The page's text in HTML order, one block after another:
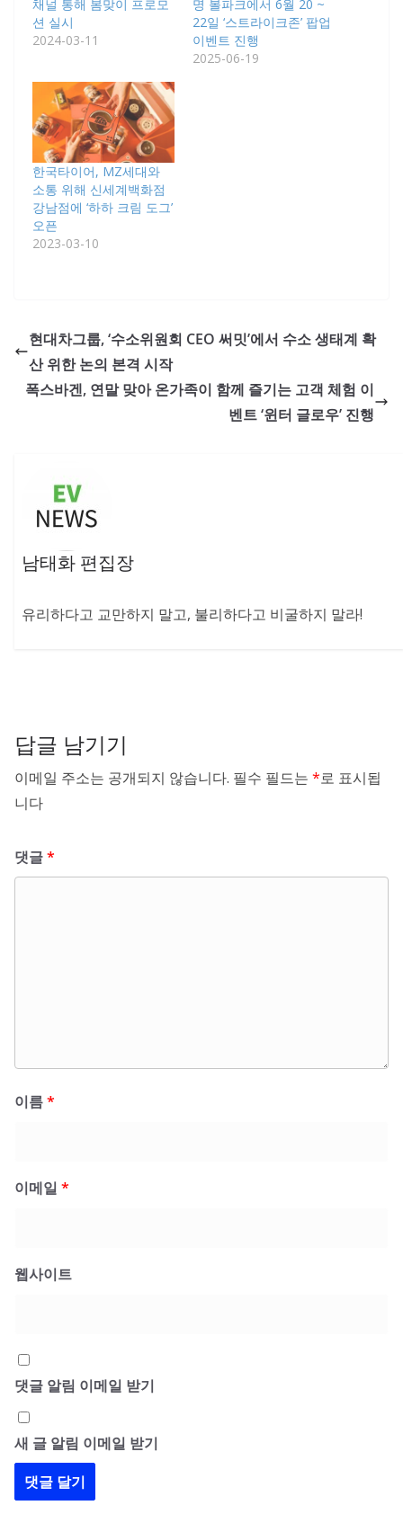
채널 통해 봄맞이 프로모
션 실시
2024-03-11
명 볼파크에서 6월 20 ~
22일 ‘스트라이크존’ 팝업
이벤트 진행
2025-06-19
한국타이어, MZ세대와
소통 위해 신세계백화점
강남점에 ‘하하 크림 도그’
오픈
2023-03-10
현대차그룹, ‘수소위원회 CEO 써밋’에서 수소 생태계 확
산 위한 논의 본격 시작
폭스바겐, 연말 맞아 온가족이 함께 즐기는 고객 체험 이
벤트 ‘윈터 글로우’ 진행
남태화 편집장
유리하다고 교만하지 말고, 불리하다고 비굴하지 말라!
답글 남기기
이메일 주소는 공개되지 않습니다. 필수 필드는 *로 표시됩
니다
댓글*
이름*
이메일 *
웹사이트
댓글 알림 이메일 받기
새 글 알림 이메일 받기